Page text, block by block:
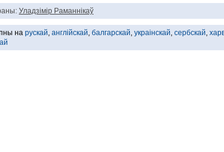
Уладзімір Раманнікаў
на рускай, англійскай, балгарскай, украінскай, сербскай,